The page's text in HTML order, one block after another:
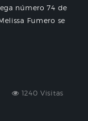
número 74 de
Fumero se
1240 Visitas